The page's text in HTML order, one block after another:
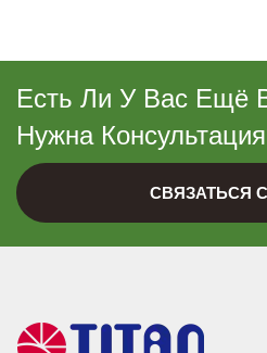
Есть Ли У Вас Ещё
Нужна
СВЯЗАТЬСЯ